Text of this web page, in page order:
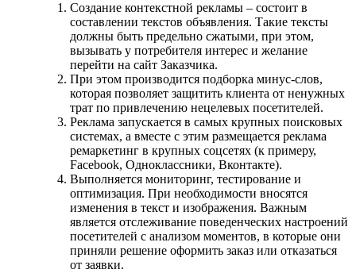
Создание контекстной рекламы – состоит в
составлении текстов объявления. Такие тексты
должны быть предельно сжатыми, при этом,
вызывать у потребителя интерес и желание
перейти на сайт Заказчика.
При этом производится подборка минус-слов,
которая позволяет защитить клиента от ненужных
трат по привлечению нецелевых посетителей.
Реклама запускается в самых крупных поисковых
системах, а вместе с этим размещается реклама
ремаркетинг в крупных соцсетях (к примеру,
Facebook, Одноклассники, Вконтакте).
Выполняется мониторинг, тестирование и
оптимизация. При необходимости вносятся
изменения в текст и изображения. Важным
является отслеживание поведенческих настроений
посетителей с анализом моментов, в которые они
приняли решение оформить заказ или отказаться
от заявки.